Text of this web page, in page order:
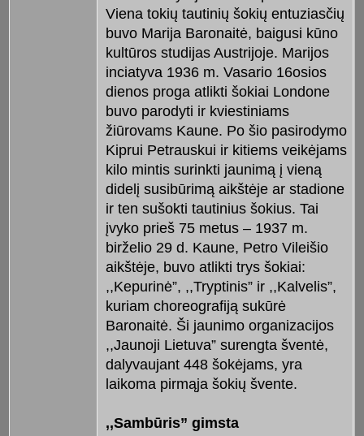
Viena tokių tautinių šokių entuziasčių
buvo Marija Baronaitė, baigusi kūno
kultūros studijas Austrijoje. Marijos
inciatyva 1936 m. Vasario 16osios
dienos proga atlikti šokiai Londone
buvo parodyti ir kviestiniams
žiūrovams Kaune. Po šio pasirodymo
Kiprui Petrauskui ir kitiems veikėjams
kilo mintis surinkti jaunimą į vieną
didelį susibūrimą aikštėje ar stadione
ir ten sušokti tautinius šokius. Tai
įvyko prieš 75 metus – 1937 m.
birželio 29 d. Kaune, Petro Vileišio
aikštėje, buvo atlikti trys šokiai:
,,Kepurinė”, ,,Tryptinis” ir ,,Kalvelis”,
kuriam choreografiją sukūrė
Baronaitė. Ši jaunimo organizacijos
,,Jaunoji Lietuva” surengta šventė,
dalyvaujant 448 šokėjams, yra
laikoma pirmąja šokių švente.
,,Sambūris” gimsta